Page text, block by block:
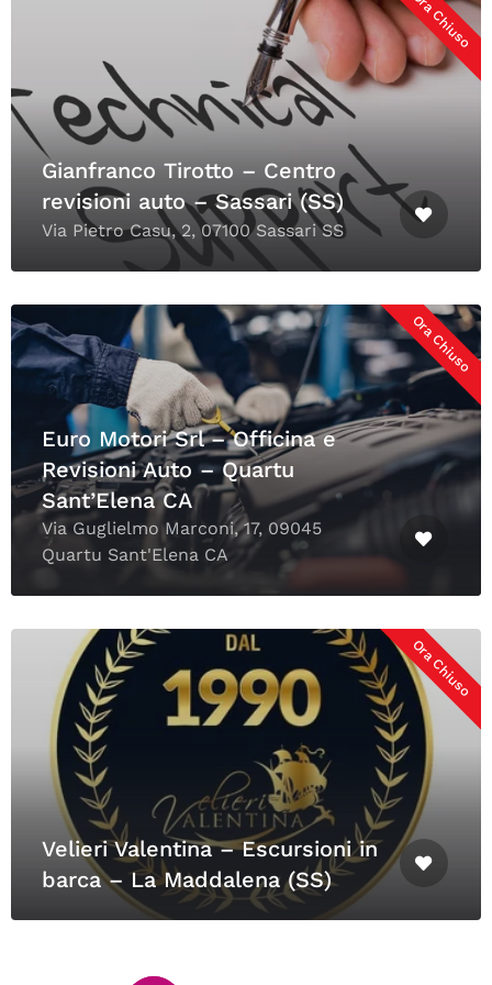
Ora Chiuso
Gianfranco Tirotto – Centro
revisioni auto – Sassari (SS)
Via Pietro Casu, 2, 07100 Sassari SS
Ora Chiuso
Euro Motori Srl – Officina e
Revisioni Auto – Quartu
Sant’Elena CA
Via Guglielmo Marconi, 17, 09045
Quartu Sant'Elena CA
Ora Chiuso
Velieri Valentina – Escursioni in
barca – La Maddalena (SS)